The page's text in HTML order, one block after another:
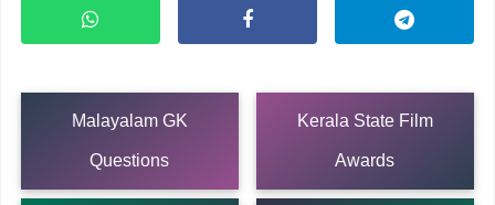
Malayalam GK
Questions
Kerala State Film
Awards